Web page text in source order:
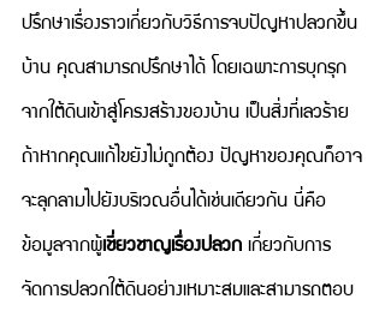
ปรึกษาเรื่องราวเกี่ยวกับวิธีการจบปัญหาปลวกขึ้น
บ้าน คุณสามารถปรึกษาได้ โดยเฉพาะการบุกรุก
จากใต้ดินเข้าสู่โครงสร้างของบ้าน เป็นสิ่งที่เลวร้าย
ถ้าหากคุณแก้ไขยังไม่ถูกต้อง ปัญหาของคุณก็อาจ
จะลุกลามไปยังบริเวณอื่นได้เช่นเดียวกัน นี่คือ
ข้อมูลจากผู้เชี่ยวชาญเรื่องปลวก เกี่ยวกับการ
จัดการปลวกใต้ดินอย่างเหมาะสมและสามารถตอบ